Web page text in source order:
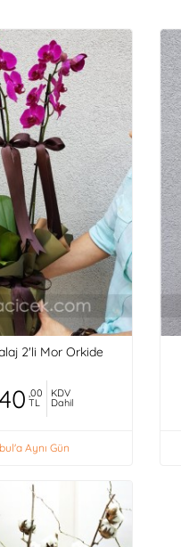
2'li Mor Orkide
,00
TL
KDV
Dahil
Aynı Gün